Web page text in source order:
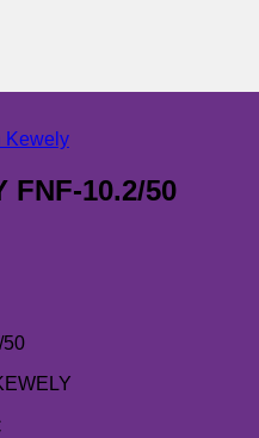
Kewely
FNF-10.2/50
50